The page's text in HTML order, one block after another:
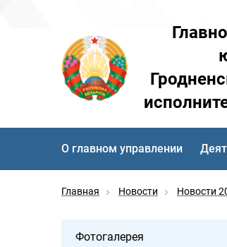
О главном управлении
Главная Новости Новости
Фотогалерея